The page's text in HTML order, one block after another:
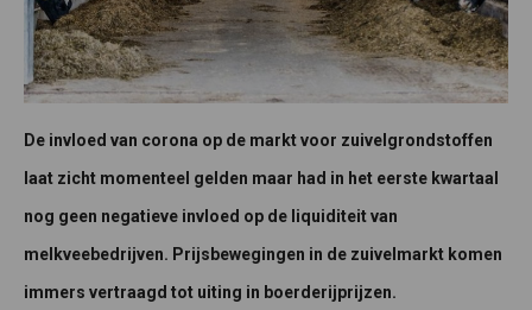
De invloed van corona op de markt voor zuivelgrondstoffen
laat zicht momenteel gelden maar had in het eerste kwartaal
nog geen negatieve invloed op de liquiditeit van
melkveebedrijven. Prijsbewegingen in de zuivelmarkt komen
immers vertraagd tot uiting in boerderijprijzen.